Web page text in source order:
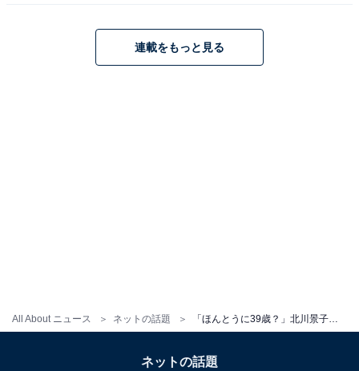
All About ニュース ネットの話題
連載をもっと見る
ネットの話題